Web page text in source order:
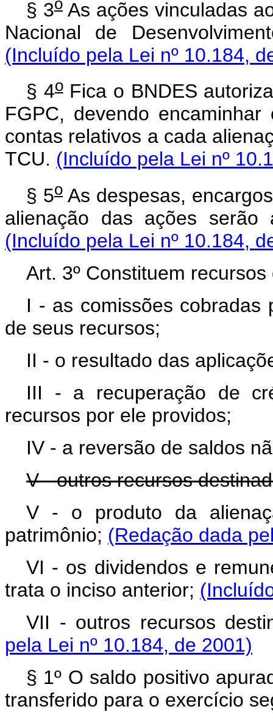
§ 3oAs ações vinculadas
Nacional de
(Incluído pela Lei nº 10.184,
§ 4oFica o BNDES
FGPC, devendo
contas relativos a cada
TCU. (Incluído pela Lei nº
§ 5o As despesas,
alienação das ações serão
(Incluído pela Lei nº 10.184,
Art. 3º Constituem
I - as comissões cobradas
de seus recursos;
II - o resultado das
III - a recuperação de
recursos por ele providos;
IV - a reversão de saldos
V - outros recursos
V - o produto da
patrimônio; (Redação dada
VI - os dividendos e
trata o inciso anterior;
VII - outros recursos
pela Lei nº 10.184, de 2001)
§ 1º O saldo positivo
transferido para o exercício